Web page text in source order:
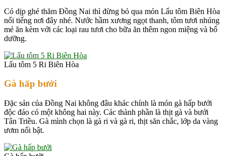
Có dịp ghé thăm Đồng Nai thì đừng bỏ qua món Lẩu tôm Biên Hòa
nổi tiếng nơi đây nhé. Nước hầm xương ngọt thanh, tôm tươi nhúng
mẻ ăn kèm với các loại rau tươi cho bữa ăn thêm ngon miệng và bổ
dưỡng.
Lẩu tôm 5 Ri Biên Hòa
Gà hấp bưởi
Đặc sản của Đồng Nai không đâu khác chính là món gà hấp bưởi
độc đáo có một không hai này. Các thành phần là thịt gà và bưởi
Tân Triều. Gà mình chọn là gà ri và gà ri, thịt săn chắc, lớp da vàng
ươm nổi bật.